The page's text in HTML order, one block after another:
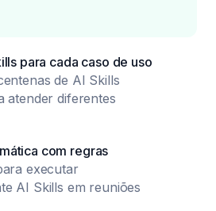
para cada caso de uso
de AI Skills
atender diferentes
com regras
executar
AI Skills em reuniões